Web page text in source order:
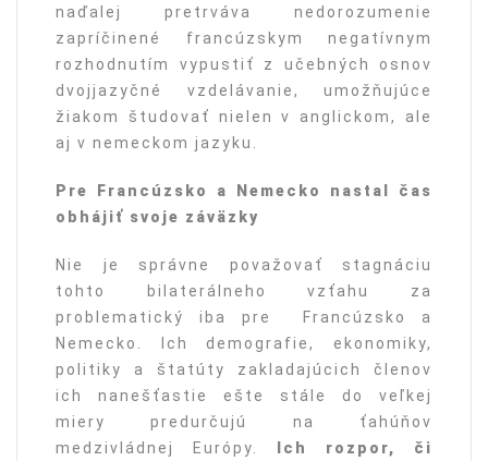
naďalej pretrváva nedorozumenie
zapríčinené francúzskym negatívnym
rozhodnutím vypustiť z učebných osnov
dvojjazyčné vzdelávanie, umožňujúce
žiakom študovať nielen v anglickom, ale
aj v nemeckom jazyku.
Pre Francúzsko a Nemecko nastal č as
obh ájiť svoje záväzky
Nie je správne považovať stagnáciu
tohto bilaterálneho vzťahu za
problematický iba pre Francúzsko a
Nemecko. Ich demografie, ekonomiky,
politiky a štatúty zakladajúcich členov
ich nanešťastie ešte stále do veľkej
miery predurčujú na ťahúňov
medzivládnej Európy.
Ich rozpor, či